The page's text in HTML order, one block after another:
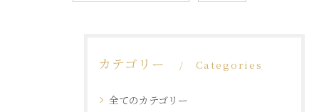
カテゴリー Categories
全てのカテゴリー